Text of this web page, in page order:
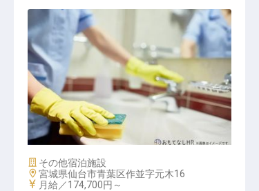
無料 転職サポートに申し込む
採用をお考えの企業様へ
客室清掃
施設業態
その他宿泊施設
勤務地
宮城県仙台市青葉区作並字元木16
給与
月給／174,700円～